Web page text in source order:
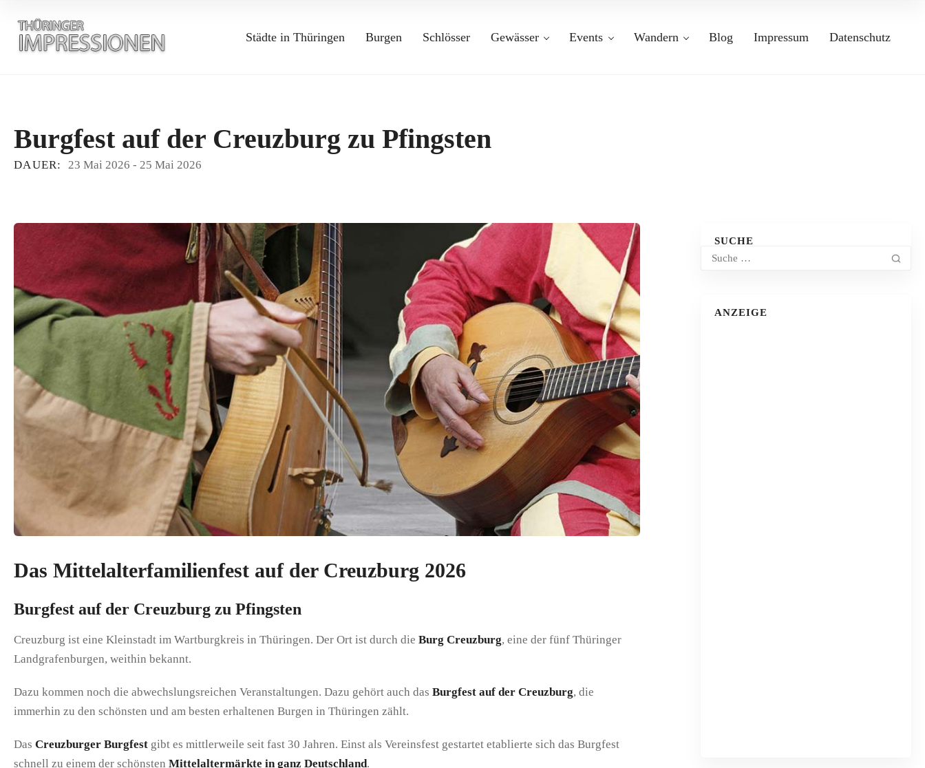
Städte in Thüringen Burgen Schlösser Gewässer Events Wandern Blog Impressum Datenschutz
Burgfest auf der Creuzburg zu Pfingsten
DAUER: 23 Mai 2026 - 25 Mai 2026
Das Mittelalterfamilienfest auf der Creuzburg 2026
Burgfest auf der Creuzburg zu Pfingsten
Creuzburg ist eine Kleinstadt im Wartburgkreis in Thüringen. Der Ort ist durch die Burg Creuzburg, eine der fünf Thüringer
Landgrafenburgen, weithin bekannt.
Dazu kommen noch die abwechslungsreichen Veranstaltungen. Dazu gehört auch das Burgfest auf der Creuzburg, die
immerhin zu den schönsten und am besten erhaltenen Burgen in Thüringen zählt.
Das Creuzburger Burgfest gibt es mittlerweile seit fast 30 Jahren. Einst als Vereinsfest gestartet etablierte sich das Burgfest
schnell zu einem der schönsten Mittelaltermärkte in ganz Deutschland.
SUCHE
ANZEIGE